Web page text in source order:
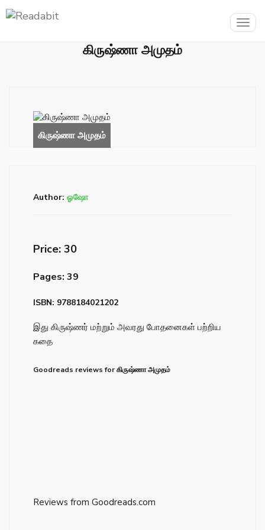
கிருஷ்ணா அமுதம்
Author: ஓஷோ
Price: ₹30
Pages: 39
ISBN: 9788184021202
இது கிருஷ்ணர் மற்றும் அவரது போதனைகள் பற்றிய
கதை
Goodreads reviews for கிருஷ்ணா அமுதம்
Reviews from Goodreads.com